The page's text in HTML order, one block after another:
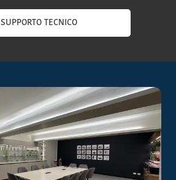
SUPPORTO TECNICO